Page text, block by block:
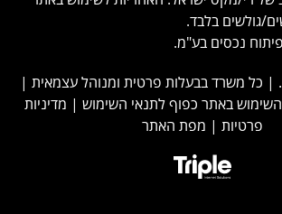
גולשים בלבד.
| כל משרד בבעלות פרטית ומנוהל עצמאית |
השימוש באתר כפוף לתנאי השימוש | מדיניות
פרטיות | מפת האתר